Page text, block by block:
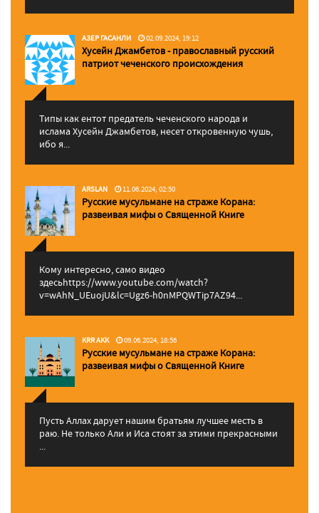
АЗЕР ГАСАНЛИ 02.09.2024, 19:12
Хусейн Джамбетов - православный русский
патриот чеченского происхождения
Типы как ентот предатель чеченского народа и
ислама Хусейн Джамбетов, несет откровенную чушь,
ибо я...
ARSLAN 11.06.2024, 02:50
Русские мусульмане на страже Корана:
pазвеивая мифы о Священной Книге
Кому интересно, само видео
здесьhttps://www.youtube.com/watch?
v=wAhN_UEuojU&lc=Ugz6-h0nMPQWTip7AZ94...
KRR AKK 09.06.2024, 18:56
Русские мусульмане на страже Корана:
pазвеивая мифы о Священной Книге
Пусть Аллах дарует нашим братьям лучшее месть в
раю. Не только Али и Иса стоят за этими прекрасными